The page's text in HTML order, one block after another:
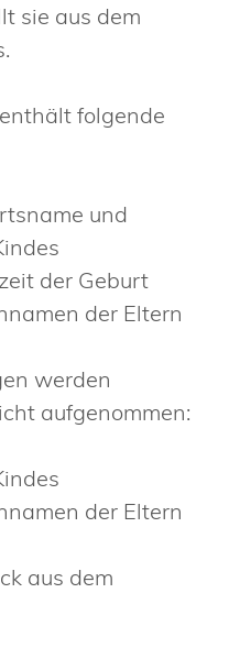
sie aus dem
folgende
und
der Geburt
der Eltern
werden
aufgenommen:
der Eltern
aus dem